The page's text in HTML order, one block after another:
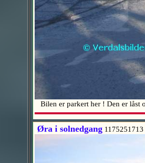
Bilen er parkert her ! Den er
Øra i solnedgang